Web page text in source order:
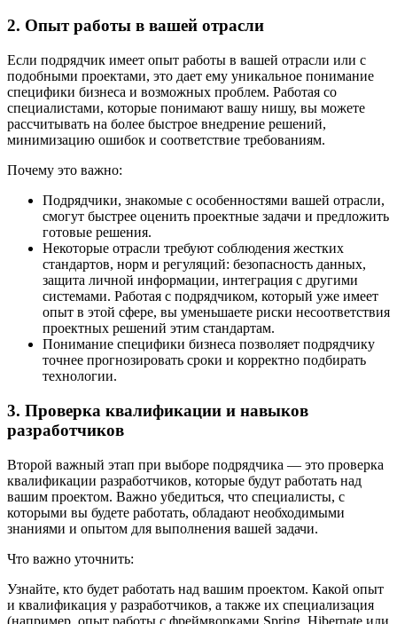
2. Опыт работы в вашей отрасли
Если подрядчик имеет опыт работы в вашей отрасли или с
подобными проектами, это дает ему уникальное понимание
специфики бизнеса и возможных проблем. Работая со
специалистами, которые понимают вашу нишу, вы можете
рассчитывать на более быстрое внедрение решений,
минимизацию ошибок и соответствие требованиям.
Почему это важно:
Подрядчики, знакомые с особенностями вашей отрасли,
смогут быстрее оценить проектные задачи и предложить
готовые решения.
Некоторые отрасли требуют соблюдения жестких
стандартов, норм и регуляций: безопасность данных,
защита личной информации, интеграция с другими
системами. Работая с подрядчиком, который уже имеет
опыт в этой сфере, вы уменьшаете риски несоответствия
проектных решений этим стандартам.
Понимание специфики бизнеса позволяет подрядчику
точнее прогнозировать сроки и корректно подбирать
технологии.
3. Проверка квалификации и навыков
разработчиков
Второй важный этап при выборе подрядчика — это проверка
квалификации разработчиков, которые будут работать над
вашим проектом. Важно убедиться, что специалисты, с
которыми вы будете работать, обладают необходимыми
знаниями и опытом для выполнения вашей задачи.
Что важно уточнить:
Узнайте, кто будет работать над вашим проектом. Какой опыт
и квалификация у разработчиков, а также их специализация
(например, опыт работы с фреймворками Spring, Hibernate или